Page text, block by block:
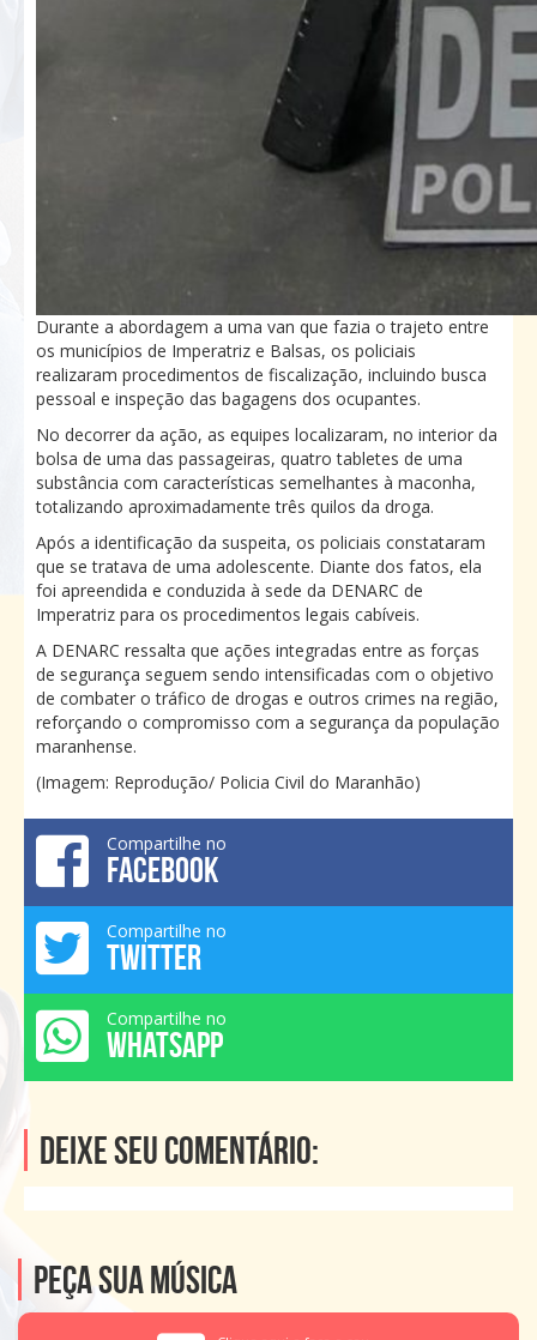
Durante a abordagem a uma van que fazia o trajeto entre
os municípios de Imperatriz e Balsas, os policiais
realizaram procedimentos de fiscalização, incluindo busca
pessoal e inspeção das bagagens dos ocupantes.
No decorrer da ação, as equipes localizaram, no interior da
bolsa de uma das passageiras, quatro tabletes de uma
substância com características semelhantes à maconha,
totalizando aproximadamente três quilos da droga.
Após a identificação da suspeita, os policiais constataram
que se tratava de uma adolescente. Diante dos fatos, ela
foi apreendida e conduzida à sede da DENARC de
Imperatriz para os procedimentos legais cabíveis.
A DENARC ressalta que ações integradas entre as forças
de segurança seguem sendo intensificadas com o objetivo
de combater o tráfico de drogas e outros crimes na região,
reforçando o compromisso com a segurança da população
maranhense.
(Imagem: Reprodução/ Policia Civil do Maranhão)
Compartilhe no
FACEBOOK
Compartilhe no
TWITTER
Compartilhe no
WHATSAPP
Deixe seu comentário:
Peça sua música